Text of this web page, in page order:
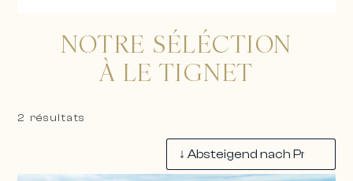
NOTRE SÉLÉCTION
À LE TIGNET
2 résultats